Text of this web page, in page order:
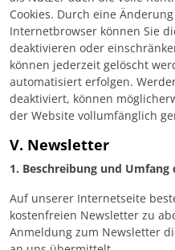
Cookies. Durch eine
Internetbrowser können Sie
deaktivieren oder
können jederzeit gelöscht
automatisiert erfolgen.
deaktiviert, können
der Website vollumfänglich
V. Newsletter
1. Beschreibung und
Auf unserer Internetseite
kostenfreien Newsletter zu
Anmeldung zum Newsletter